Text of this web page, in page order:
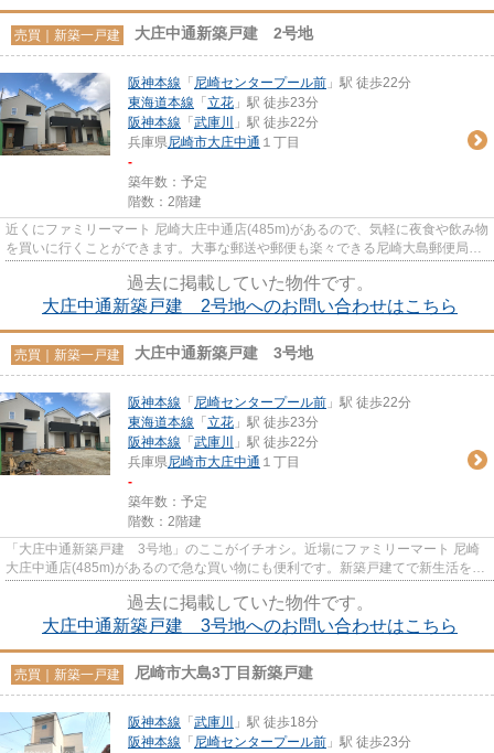
売買｜新築一戸建 大庄中通新築戸建 2号地
阪神本線 「 尼崎センタープール前 」駅 徒歩22分
東海道本線 「 立花 」駅 徒歩23分
阪神本線 「 武庫川
」駅 徒歩22分
兵庫県尼崎市大庄中通 １丁目
-
築年数：予定
階数：2階建
近くにファミリーマート 尼崎大庄中通店(485m)があるので、気軽に夜食や飲み物
を買いに行くことができます。大事な郵送や郵便も楽々できる尼崎大島郵便局
過去に掲載していた物件です。
大庄中通新築戸建 2号地へのお問い合わせはこちら
売買｜新築一戸建 大庄中通新築戸建 3号地
阪神本線 「 尼崎センタープール前 」駅 徒歩22分
東海道本線 「 立花 」駅 徒歩23分
阪神本線 「 武庫川
」駅 徒歩22分
兵庫県尼崎市大庄中通 １丁目
-
築年数：予定
階数：2階建
「大庄中通新築戸建 3号地」のここがイチオシ。近場にファミリーマート 尼崎
大庄中通店(485m)があるので急な買い物にも便利です。新築戸建てで新生活を始
過去に掲載していた物件です。
大庄中通新築戸建 3号地へのお問い合わせはこちら
売買｜新築一戸建 尼崎市大島3丁目新築戸建
阪神本線 「 武庫川
」駅 徒歩18分
阪神本線 「 尼崎センタープール前 」駅 徒歩23分